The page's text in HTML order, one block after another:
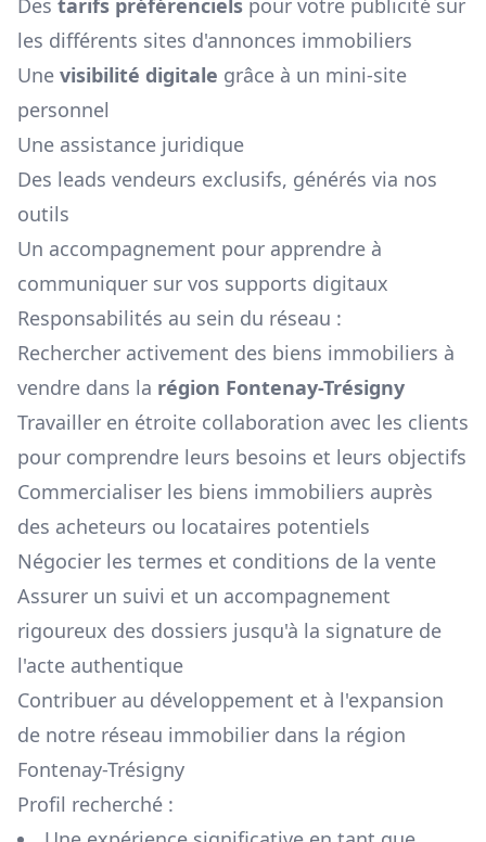
Des tarifs préférenciels pour votre publicité sur
les différents sites d'annonces immobiliers
Une visibilité digitale grâce à un mini-site
personnel
Une assistance juridique
Des leads vendeurs exclusifs, générés via nos
outils
Un accompagnement pour apprendre à
communiquer sur vos supports digitaux
Responsabilités au sein du réseau :
Rechercher activement des biens immobiliers à
vendre dans la région Fontenay-Trésigny
Travailler en étroite collaboration avec les clients
pour comprendre leurs besoins et leurs objectifs
Commercialiser les biens immobiliers auprès
des acheteurs ou locataires potentiels
Négocier les termes et conditions de la vente
Assurer un suivi et un accompagnement
rigoureux des dossiers jusqu'à la signature de
l'acte authentique
Contribuer au développement et à l'expansion
de notre réseau immobilier dans la région
Fontenay-Trésigny
Profil recherché :